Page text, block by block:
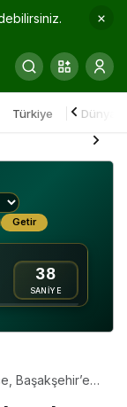
Türkiye Dünya
Getir
37
SANİYE
Başakşehir’e
0 Paylaş